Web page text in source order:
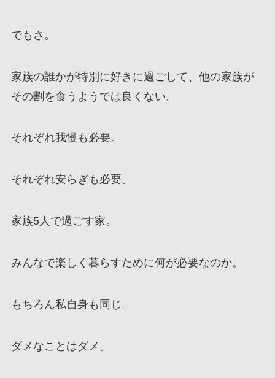
でもさ。
家族の誰かが特別に好きに過ごして、他の家族が
その割を食うようでは良くない。
それぞれ我慢も必要。
それぞれ安らぎも必要。
家族5人で過ごす家。
みんなで楽しく暮らすために何が必要なのか。
もちろん私自身も同じ。
ダメなことはダメ。